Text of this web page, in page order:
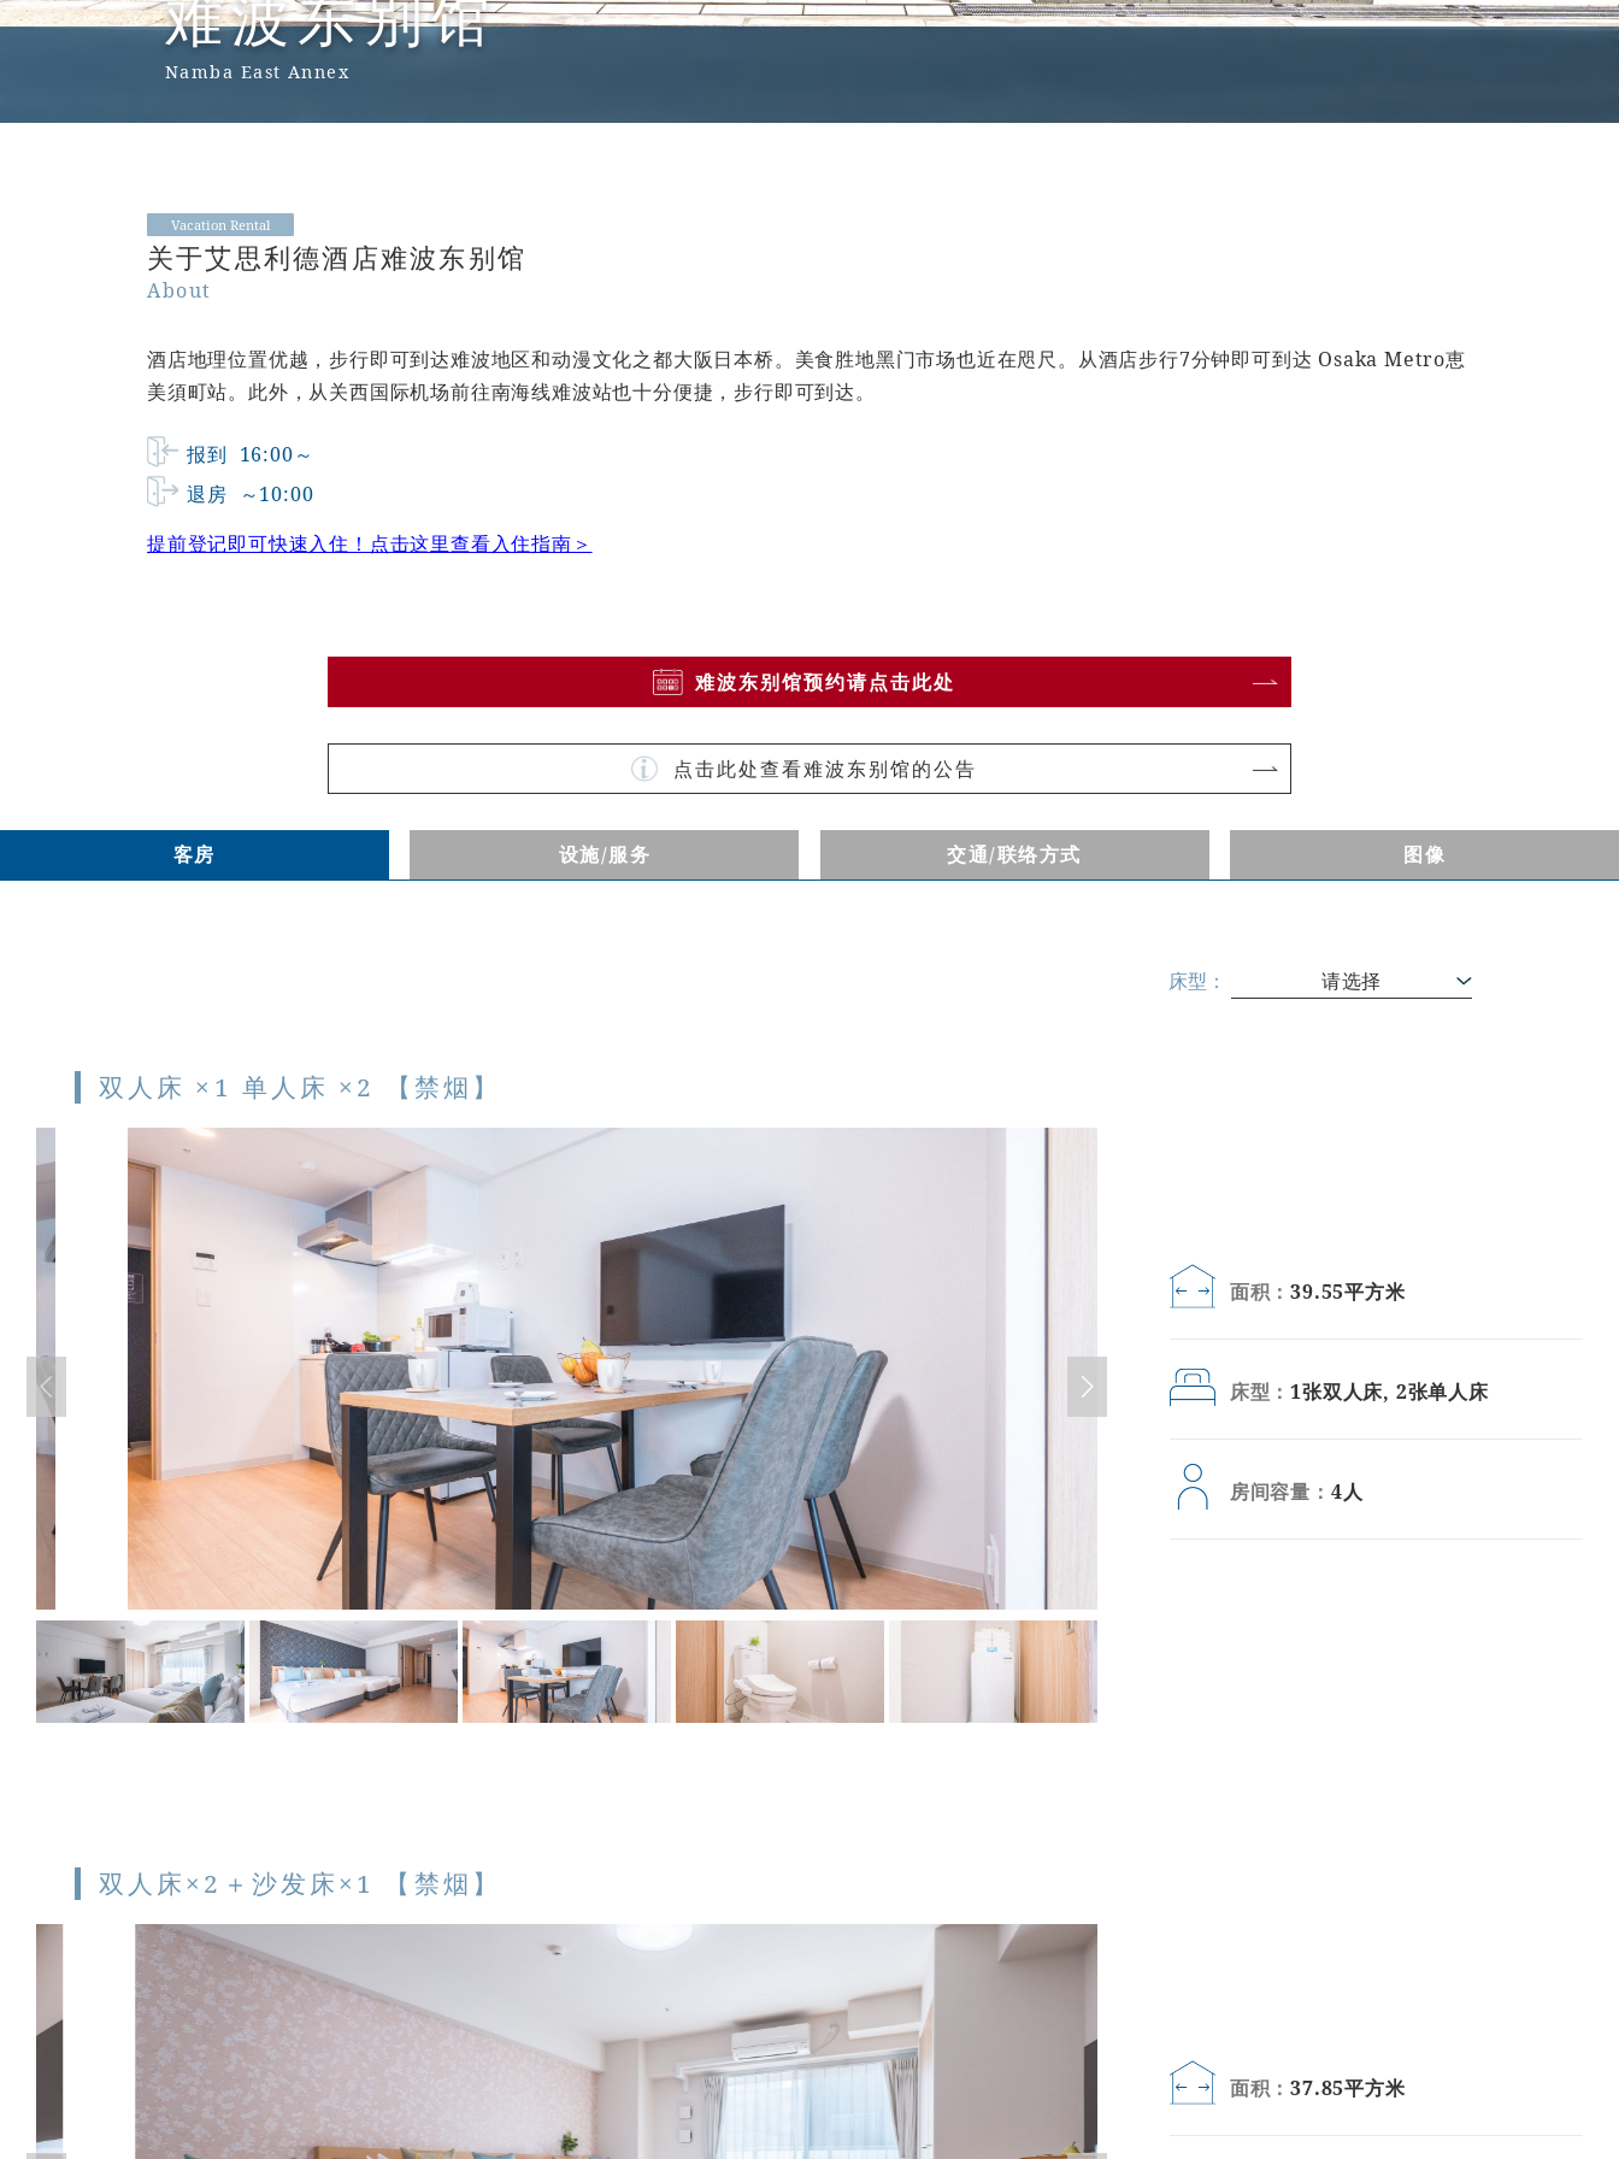
难波东别馆
Namba East Annex
Vacation Rental
关于艾思利德酒店难波东别馆
About
酒店地理位置优越，步行即可到达难波地区和动漫文化之都大阪日本桥。美食胜地黑门市场也近在咫尺。从酒店步行7分钟即可到达 Osaka Metro恵
美須町站。此外，从关西国际机场前往南海线难波站也十分便捷，步行即可到达。
报到 16:00～
退房
～10:00
提前登记即可快速入住！点击这里查看入住指南＞
难波东别馆预约请点击此处
点击此处查看难波东别馆的公告
客房 设施/服务 交通/联络方式 图像
床型： 请选择
双人床 ×1 单人床 ×2 【禁烟】
面积：39.55平方米
床型：1张双人床, 2张单人床
房间容量： 4人
双人床×2＋沙发床×1 【禁烟】
面积：37.85平方米